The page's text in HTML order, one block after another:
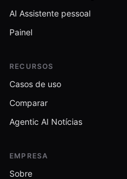
AI Assistente pessoal
Painel
RECURSOS
Casos de uso
Comparar
Agentic AI Notícias
EMPRESA
Sobre